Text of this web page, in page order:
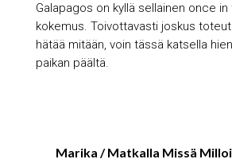
Galapagos on kyllä sellainen once
kokemus. Toivottavasti joskus
hätää mitään, voin tässä katsella
paikan päältä.
Marika / Matkalla Missä